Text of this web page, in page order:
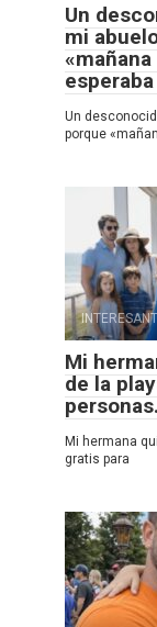
Un
mi
Un
porque
Mi
de la
Mi hermana
gratis para